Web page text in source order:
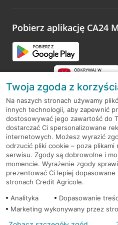
opinie.
Pobierz aplikację CA24
RODO
Regulamin serwisu
Mapa serwisu
PolitykaCookies
Twoja zgoda z
Na naszych stronach używamy
innych technologii, aby zapewnić
dostosowywać jego zawartość do
dostarczać Ci spersonalizowane
internetowych. Możesz wyrazić
odrzucić pliki cookie – poza
serwisu. Zgody są dobrowolne i
momencie. Wyrażenie zgody
prezentować Ci lepiej
stronach Credit Agricole.
Analityka
Dopasowanie
Marketing wykonywany przez